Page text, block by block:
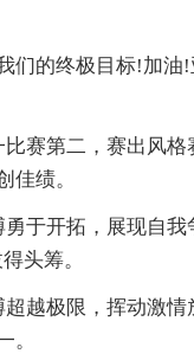
们的终极目标!加油
比赛第二，赛出风
佳绩。
勇于开拓，展现自
头筹。
超越极限，挥动激
。